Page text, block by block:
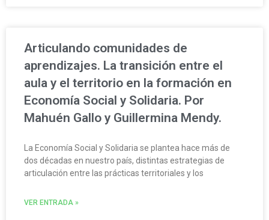
Articulando comunidades de
aprendizajes. La transición entre el
aula y el territorio en la formación en
Economía Social y Solidaria. Por
Mahuén Gallo y Guillermina Mendy.
La Economía Social y Solidaria se plantea hace más de
dos décadas en nuestro país, distintas estrategias de
articulación entre las prácticas territoriales y los
VER ENTRADA »